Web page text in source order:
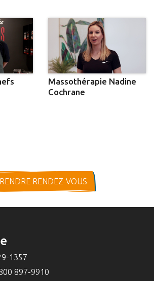
Massothérapie Nadine
Cochrane
RENDEZ-VOUS
1357
897-9910